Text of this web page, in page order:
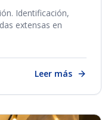
Identificación,
extensas en
Leer más